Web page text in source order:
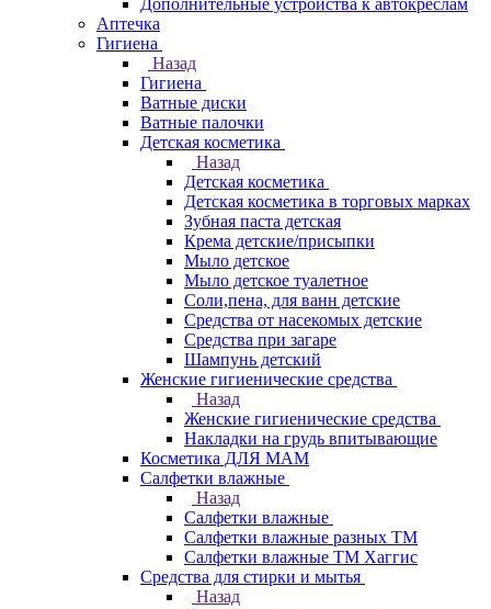
Дополнительные устройства к автокреслам
Аптечка
Гигиена
Назад
Гигиена
Ватные диски
Ватные палочки
Детская косметика
Назад
Детская косметика
Детская косметика в торговых марках
Зубная паста детская
Крема детские/присыпки
Мыло детское
Мыло детское туалетное
Соли,пена, для ванн детские
Средства от насекомых детские
Средства при загаре
Шампунь детский
Женские гигиенические средства
Назад
Женские гигиенические средства
Накладки на грудь впитывающие
Косметика ДЛЯ МАМ
Салфетки влажные
Назад
Салфетки влажные
Салфетки влажные разных ТМ
Салфетки влажные ТМ Хаггис
Средства для стирки и мытья
Назад